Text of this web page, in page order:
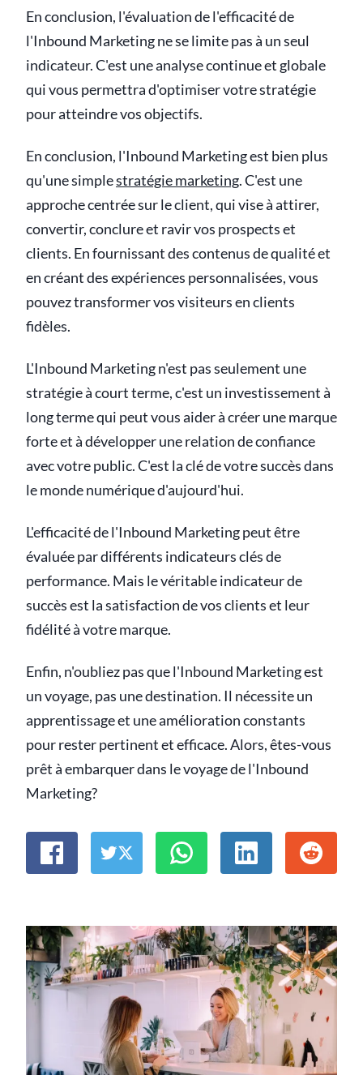
En conclusion, l'évaluation de l'efficacité de
l'Inbound Marketing ne se limite pas à un seul
indicateur. C'est une analyse continue et globale
qui vous permettra d'optimiser votre stratégie
pour atteindre vos objectifs.
En conclusion, l'Inbound Marketing est bien plus
qu'une simplestratégie marketing. C'est une
approche centrée sur le client, qui vise à attirer,
convertir, conclure et ravir vos prospects et
clients. En fournissant des contenus de qualité et
en créant des expériences personnalisées, vous
pouvez transformer vos visiteurs en clients
fidèles.
L'Inbound Marketing n'est pas seulement une
stratégie à court terme, c'est un investissement à
long terme qui peut vous aider à créer une marque
forte et à développer une relation de confiance
avec votre public. C'est la clé de votre succès dans
le monde numérique d'aujourd'hui.
L'efficacité de l'Inbound Marketing peut être
évaluée par différents indicateurs clés de
performance. Mais le véritable indicateur de
succès est la satisfaction de vos clients et leur
fidélité à votre marque.
Enfin, n'oubliez pas que l'Inbound Marketing est
un voyage, pas une destination. Il nécessite un
apprentissage et une amélioration constants
pour rester pertinent et efficace. Alors, êtes-vous
prêt à embarquer dans le voyage de l'Inbound
Marketing?